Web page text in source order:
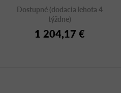
Dostupné (dodacia lehota 4
týždne)
1 204,17 €